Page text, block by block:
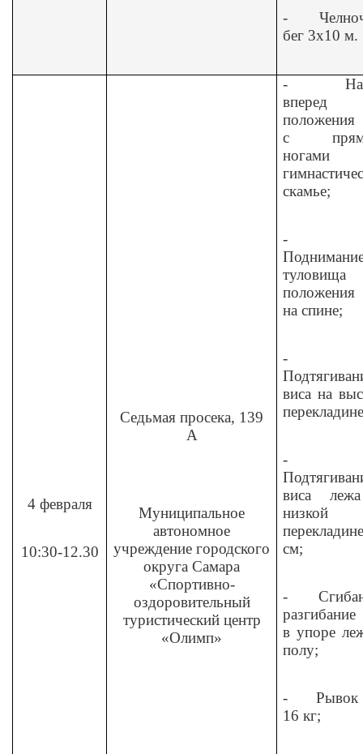
-
бег 3x10 м.
4 февраля
10:30-12.30
Седьмая просека, 139
А
Муниципальное
автономное
учреждение городского
округа Самара
«Спортивно-
оздоровительный
туристический центр
«Олимп»
-
положения
с
скамье;
-
положения
на спине;
-
виса на
-
виса
низкой
см;
-
в упоре
полу;
-
Рывок
16 кг;